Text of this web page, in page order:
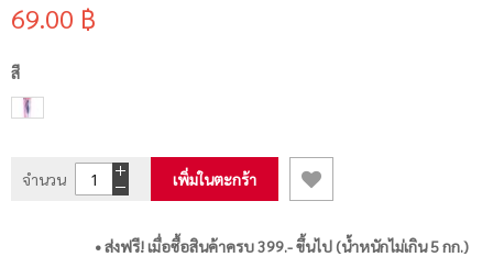
69.00 ฿
สี
จำนวน เพิ่มในตะกร้า
• ส่งฟรี! เมื่อซื้อสินค้าครบ 399.- ขึ้นไป (น้ำหนักไม่เกิน 5 กก.)